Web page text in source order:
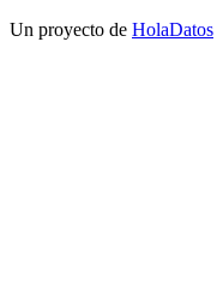
Un proyecto de HolaDatos